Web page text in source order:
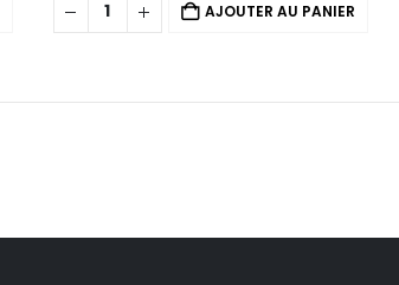
AJOUTER AU PANIER